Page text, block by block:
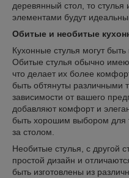
деревянный стол, то
элементами будут
Обитые и необитые
Кухонные стулья могут
Обитые стулья обычно
что делает их более
быть обтянуты различными
зависимости от вашего
добавляют комфорт и
быть хорошим выбором для
за столом.
Необитые стулья, с другой
простой дизайн и
быть изготовлены из